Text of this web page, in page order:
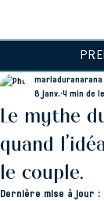
Le mythe
quand
le couple.
mariaduranarana
8 janv. 4 min de
Dernière mise à jour :